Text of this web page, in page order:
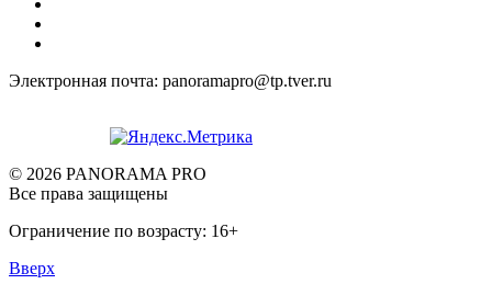
Электронная почта: panoramapro@tp.tver.ru
© 2026 PANORAMA PRO
Все права защищены
Ограничение по возрасту: 16+
Вверх